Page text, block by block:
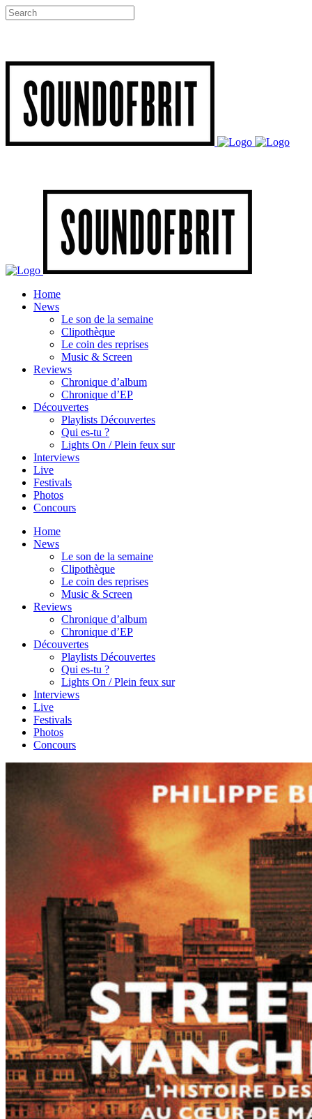
Home
News
Le son de la semaine
Clipothèque
Le coin des reprises
Music & Screen
Reviews
Chronique d’album
Chronique d’EP
Découvertes
Playlists Découvertes
Qui es-tu ?
Lights On / Plein feux sur
Interviews
Live
Festivals
Photos
Concours
Home
News
Le son de la semaine
Clipothèque
Le coin des reprises
Music & Screen
Reviews
Chronique d’album
Chronique d’EP
Découvertes
Playlists Découvertes
Qui es-tu ?
Lights On / Plein feux sur
Interviews
Live
Festivals
Photos
Concours